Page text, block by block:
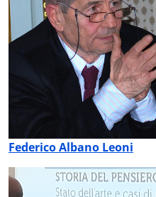
Federico Albano Leoni